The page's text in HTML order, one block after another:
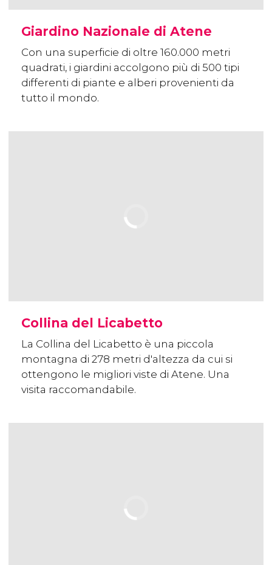
Giardino Nazionale di Atene
Con una superficie di oltre 160.000 metri
quadrati, i giardini accolgono più di 500 tipi
differenti di piante e alberi provenienti da
tutto il mondo.
Collina del Licabetto
La Collina del Licabetto è una piccola
montagna di 278 metri d'altezza da cui si
ottengono le migliori viste di Atene. Una
visita raccomandabile.